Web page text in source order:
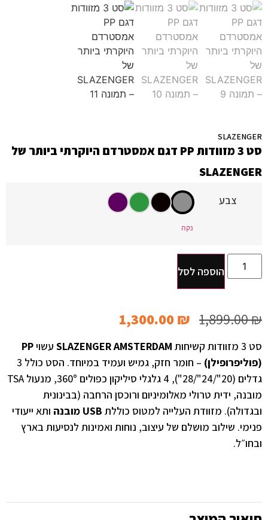
SLAZENGER
סט 3 מזוודות PP דגם אמסטרדם היוקרתי ביותר של
SLAZENGER
סט 3 מזוודות קשיחות SLAZENGER AMSTERDAM עשויPP
(פוליפרופילן)
– חומר חזק, גמיש ועמיד במיוחד. הסט כולל 3
גדלים (20"/24"/28"), 4 גלגלי סיליקון כפולים 360°, מנעול TSA
מובנה, ידית טרולי מאלומיניום ורוכסן הרחבה (בבינונית
ובגדולה). מזוודת העלייה למטוס כוללת USB מובנה
ותא ייעודי
פנימי. שילוב מושלם של עיצוב, נוחות ואמינות לנסיעות בארץ
ובחו״ל.
1,899.00₪
1,300.00₪
צבע
נקה
הוספה לסל